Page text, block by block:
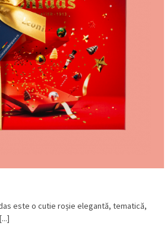
este o cutie roșie elegantă, tematică,